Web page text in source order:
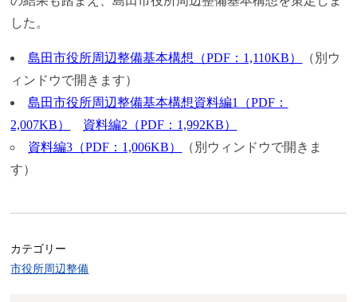
した。
島田市役所周辺整備基本構想（PDF：1,110KB）
（別ウ
ィンドウで開きます）
島田市役所周辺整備基本構想資料編1（PDF：
2,007KB）
資料編2（PDF：1,992KB）
資料編3（PDF：1,006KB）
（別ウィンドウで開きま
す）
カテゴリー
市役所周辺整備